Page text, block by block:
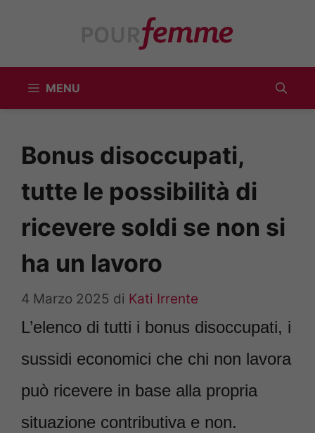
MENU
Bonus disoccupati,
tutte le possibilità di
ricevere soldi se non si
ha un lavoro
4 Marzo 2025 di Kati Irrente
L’elenco di tutti i bonus disoccupati, i
sussidi economici che chi non lavora
può ricevere in base alla propria
situazione contributiva e non.